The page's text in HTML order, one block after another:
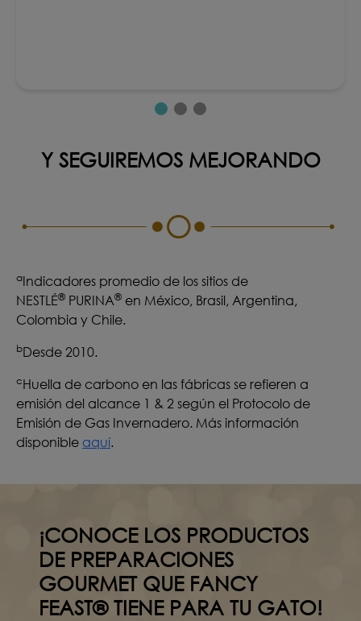
Y SEGUIREMOS MEJORANDO
aIndicadores promedio de los sitios de
NESTLÉ® PURINA® en México, Brasil, Argentina,
Colombia y Chile.
bDesde 2010.
cHuella de carbono en las fábricas se refieren a
emisión del alcance 1 & 2 según el Protocolo de
Emisión de Gas Invernadero. Más información
disponible aquí.
¡CONOCE LOS PRODUCTOS
DE PREPARACIONES
GOURMET QUE FANCY
FEAST® TIENE PARA TU GATO!